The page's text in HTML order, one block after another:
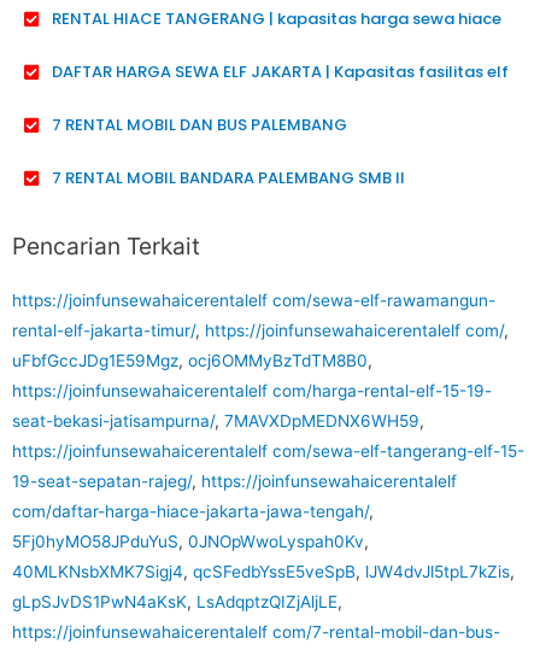
RENTAL HIACE TANGERANG | kapasitas harga sewa hiace
DAFTAR HARGA SEWA ELF JAKARTA | Kapasitas fasilitas elf
7 RENTAL MOBIL DAN BUS PALEMBANG
7 RENTAL MOBIL BANDARA PALEMBANG SMB II
Pencarian Terkait
https://joinfunsewahaicerentalelf com/sewa-elf-rawamangun-
rental-elf-jakarta-timur/, https://joinfunsewahaicerentalelf com/,
uFbfGccJDg1E59Mgz, ocj6OMMyBzTdTM8B0,
https://joinfunsewahaicerentalelf com/harga-rental-elf-15-19-
seat-bekasi-jatisampurna/, 7MAVXDpMEDNX6WH59,
https://joinfunsewahaicerentalelf com/sewa-elf-tangerang-elf-15-
19-seat-sepatan-rajeg/, https://joinfunsewahaicerentalelf
com/daftar-harga-hiace-jakarta-jawa-tengah/,
5Fj0hyMO58JPduYuS, 0JNOpWwoLyspah0Kv,
40MLKNsbXMK7Sigj4, qcSFedbYssE5veSpB, lJW4dvJl5tpL7kZis,
gLpSJvDS1PwN4aKsK, LsAdqptzQIZjAljLE,
https://joinfunsewahaicerentalelf com/7-rental-mobil-dan-bus-